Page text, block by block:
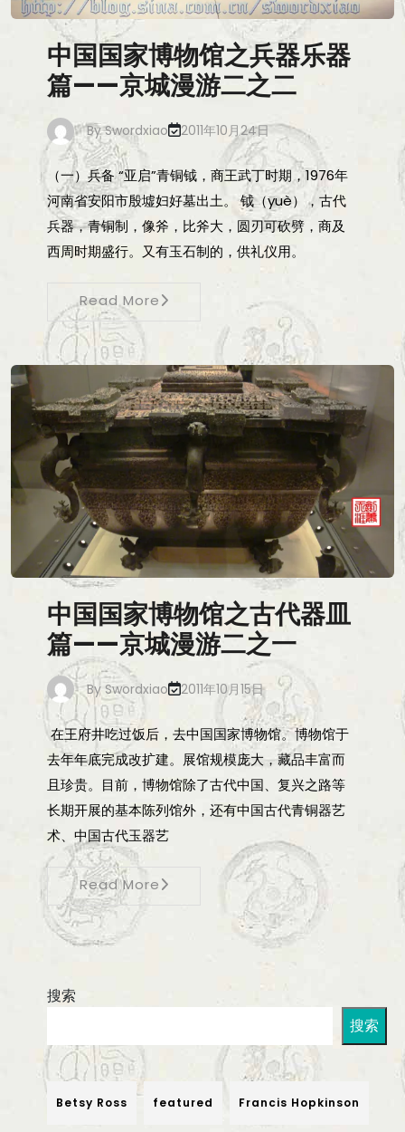
中国国家博物馆之兵器乐器
篇——京城漫游二之二
BySwordxiao 2011年10月24日
（一）兵备 “亚启”青铜钺，商王武丁时期，1976年
河南省安阳市殷墟妇好墓出土。 钺（yuè），古代
兵器，青铜制，像斧，比斧大，圆刃可砍劈，商及
西周时期盛行。又有玉石制的，供礼仪用。
Read More
中国国家博物馆之古代器皿
篇——京城漫游二之一
By Swordxiao 2011年10月15日
在王府井吃过饭后，去中国国家博物馆。博物馆于
去年年底完成改扩建。展馆规模庞大，藏品丰富而
且珍贵。目前，博物馆除了古代中国、复兴之路等
长期开展的基本陈列馆外，还有中国古代青铜器艺
术、中国古代玉器艺
Read More
搜索
搜索
Betsy Ross featured Francis Hopkinson